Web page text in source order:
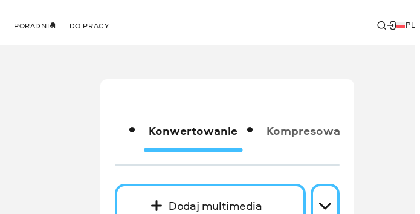
PORADNIKI DO PRACY PL
Konwertowanie Kompresowanie
Dodaj multimedia